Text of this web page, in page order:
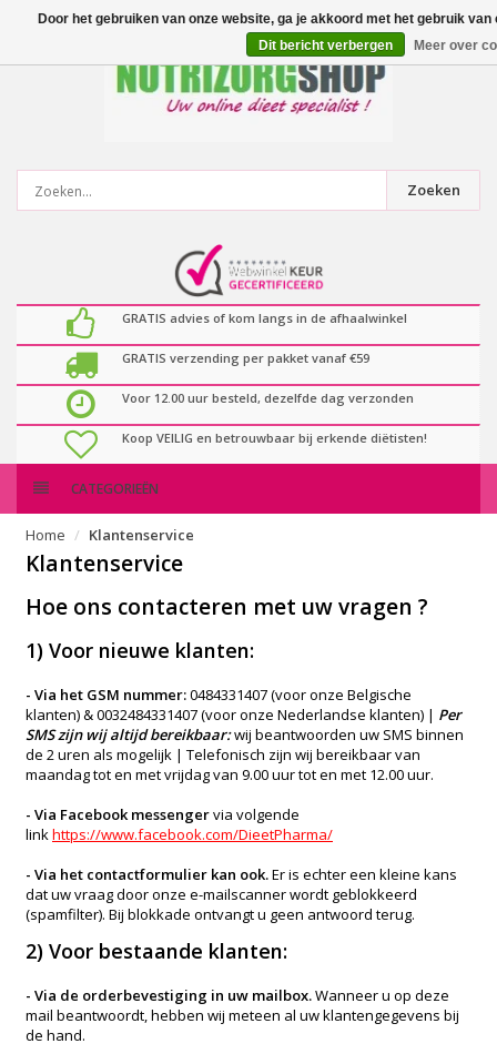
0artikelen
Zoeken
GRATIS advies of kom langs in de afhaalwinkel
GRATIS verzending per pakket vanaf €59
Voor 12.00 uur besteld, dezelfde dag verzonden
Koop VEILIG en betrouwbaar bij erkende diëtisten!
CATEGORIEËN
Home Klantenservice
Klantenservice
Hoe ons contacteren met uw vragen ?
1) Voor nieuwe klanten:
- Via het GSM nummer:0484331407 (voor onze Belgische
klanten) & 0032484331407 (voor onze Nederlandse klanten) | Per
SMS zijn wij altijd bereikbaar:wij beantwoorden uw SMS binnen
de 2 uren als mogelijk | Telefonisch zijn wij bereikbaar van
maandag tot en met vrijdag van 9.00 uur tot en met 12.00 uur.
- Via Facebook messengervia volgende
linkhttps://www.facebook.com/DieetPharma/
- Via het contactformulier kan ook.Er is echter een kleine kans
dat uw vraag door onze e-mailscanner wordt geblokkeerd
(spamfilter). Bij blokkade ontvangt u geen antwoord terug.
2) Voor bestaande klanten:
- Via de orderbevestiging in uw mailbox.Wanneer u op deze
mail beantwoordt, hebben wij meteen al uw klantengegevens bij
de hand.
Door het gebruiken van onze website, ga je akkoord met het gebruik
Dit bericht verbergen
Meer over